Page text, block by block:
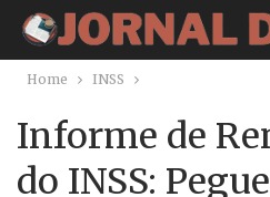
Home INSS
Informe de
do INSS: